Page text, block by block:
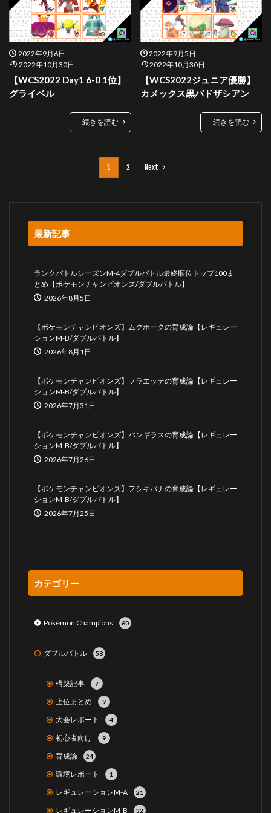
2022年9月6日
2022年10月30日
【WCS2022 Day1 6-0 1位】
グライベル
続きを読む
2022年9月5日
2022年10月30日
【WCS2022ジュニア優勝】
カメックス黒バドザシアン
続きを読む
1 2 Next
最新記事
ランクバトルシーズンM-4ダブルバトル最終順位トップ100ま
とめ【ポケモンチャンピオンズ/ダブルバトル】
2026年8月5日
【ポケモンチャンピオンズ】ムクホークの育成論【レギュレー
ションM-B/ダブルバトル】
2026年8月1日
【ポケモンチャンピオンズ】フラエッテの育成論【レギュレー
ションM-B/ダブルバトル】
2026年7月31日
【ポケモンチャンピオンズ】バンギラスの育成論【レギュレー
ションM-B/ダブルバトル】
2026年7月26日
【ポケモンチャンピオンズ】フシギバナの育成論【レギュレー
ションM-B/ダブルバトル】
2026年7月25日
カテゴリー
Pokémon Champions 60
ダブルバトル 58
構築記事 7
上位まとめ 9
大会レポート 4
初心者向け 9
育成論 24
環境レポート 1
レギュレーションM-A 21
レギュレーションM-B 32